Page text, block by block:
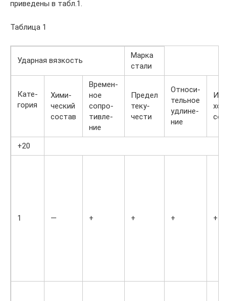
приведены в табл.1.
Таблица 1
Ударная вязкость
Марка
стали
Кате-
гория
Хими-
ческий
состав
Времен-
ное
сопро-
тивле-
ние
Предел
теку-
чести
Относи-
тельное
удлине-
ние
+20
1 — + + + +